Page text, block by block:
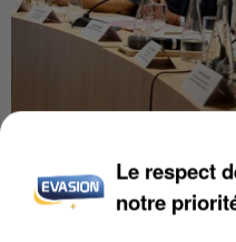
INCENDIES : L’ÎLE-
DE SOLIDARITÉ AVEC
Le respect
notre